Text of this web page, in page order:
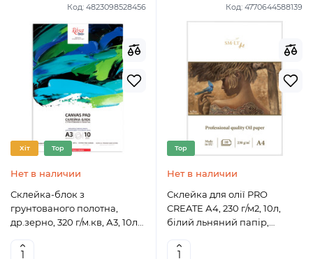
Код: 4823098528456
Хіт Top
Нет в наличии
Склейка-блок з
грунтованого полотна,
др.зерно, 320 г/м.кв, А3, 10л
Код: 4770644588139
Top
Нет в наличии
Склейка для олії PRO
CREATE А4, 230 г/м2, 10л,
білий льняний папір,